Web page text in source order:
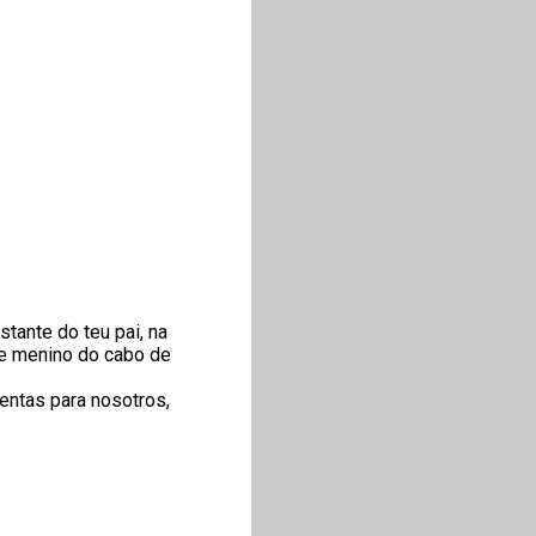
do teu pai, na
menino do cabo de
para nosotros,